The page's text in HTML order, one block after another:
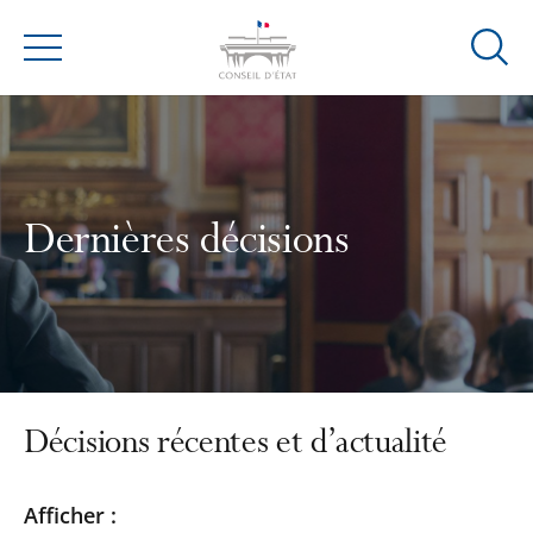
Menu
Ouvrir
Dernières décisions
Décisions récentes et d’actualité
Passer
Passer
Afficher :